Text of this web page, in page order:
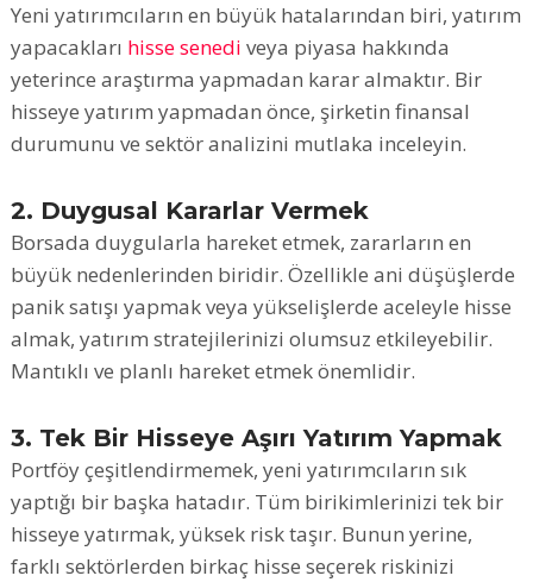
Yeni yatırımcıların en büyük hatalarından biri, yatırım
yapacakları hisse senedi veya piyasa hakkında
yeterince araştırma yapmadan karar almaktır. Bir
hisseye yatırım yapmadan önce, şirketin finansal
durumunu ve sektör analizini mutlaka inceleyin.
2. Duygusal Kararlar Vermek
Borsada duygularla hareket etmek, zararların en
büyük nedenlerinden biridir. Özellikle ani düşüşlerde
panik satışı yapmak veya yükselişlerde aceleyle hisse
almak, yatırım stratejilerinizi olumsuz etkileyebilir.
Mantıklı ve planlı hareket etmek önemlidir.
3. Tek Bir Hisseye Aşırı Yatırım Yapmak
Portföy çeşitlendirmemek, yeni yatırımcıların sık
yaptığı bir başka hatadır. Tüm birikimlerinizi tek bir
hisseye yatırmak, yüksek risk taşır. Bunun yerine,
farklı sektörlerden birkaç hisse seçerek riskinizi